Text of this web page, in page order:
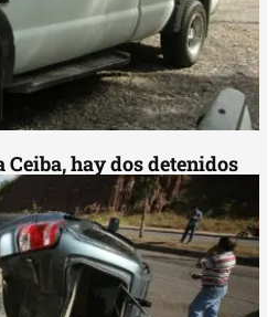
Ceiba, hay dos detenidos